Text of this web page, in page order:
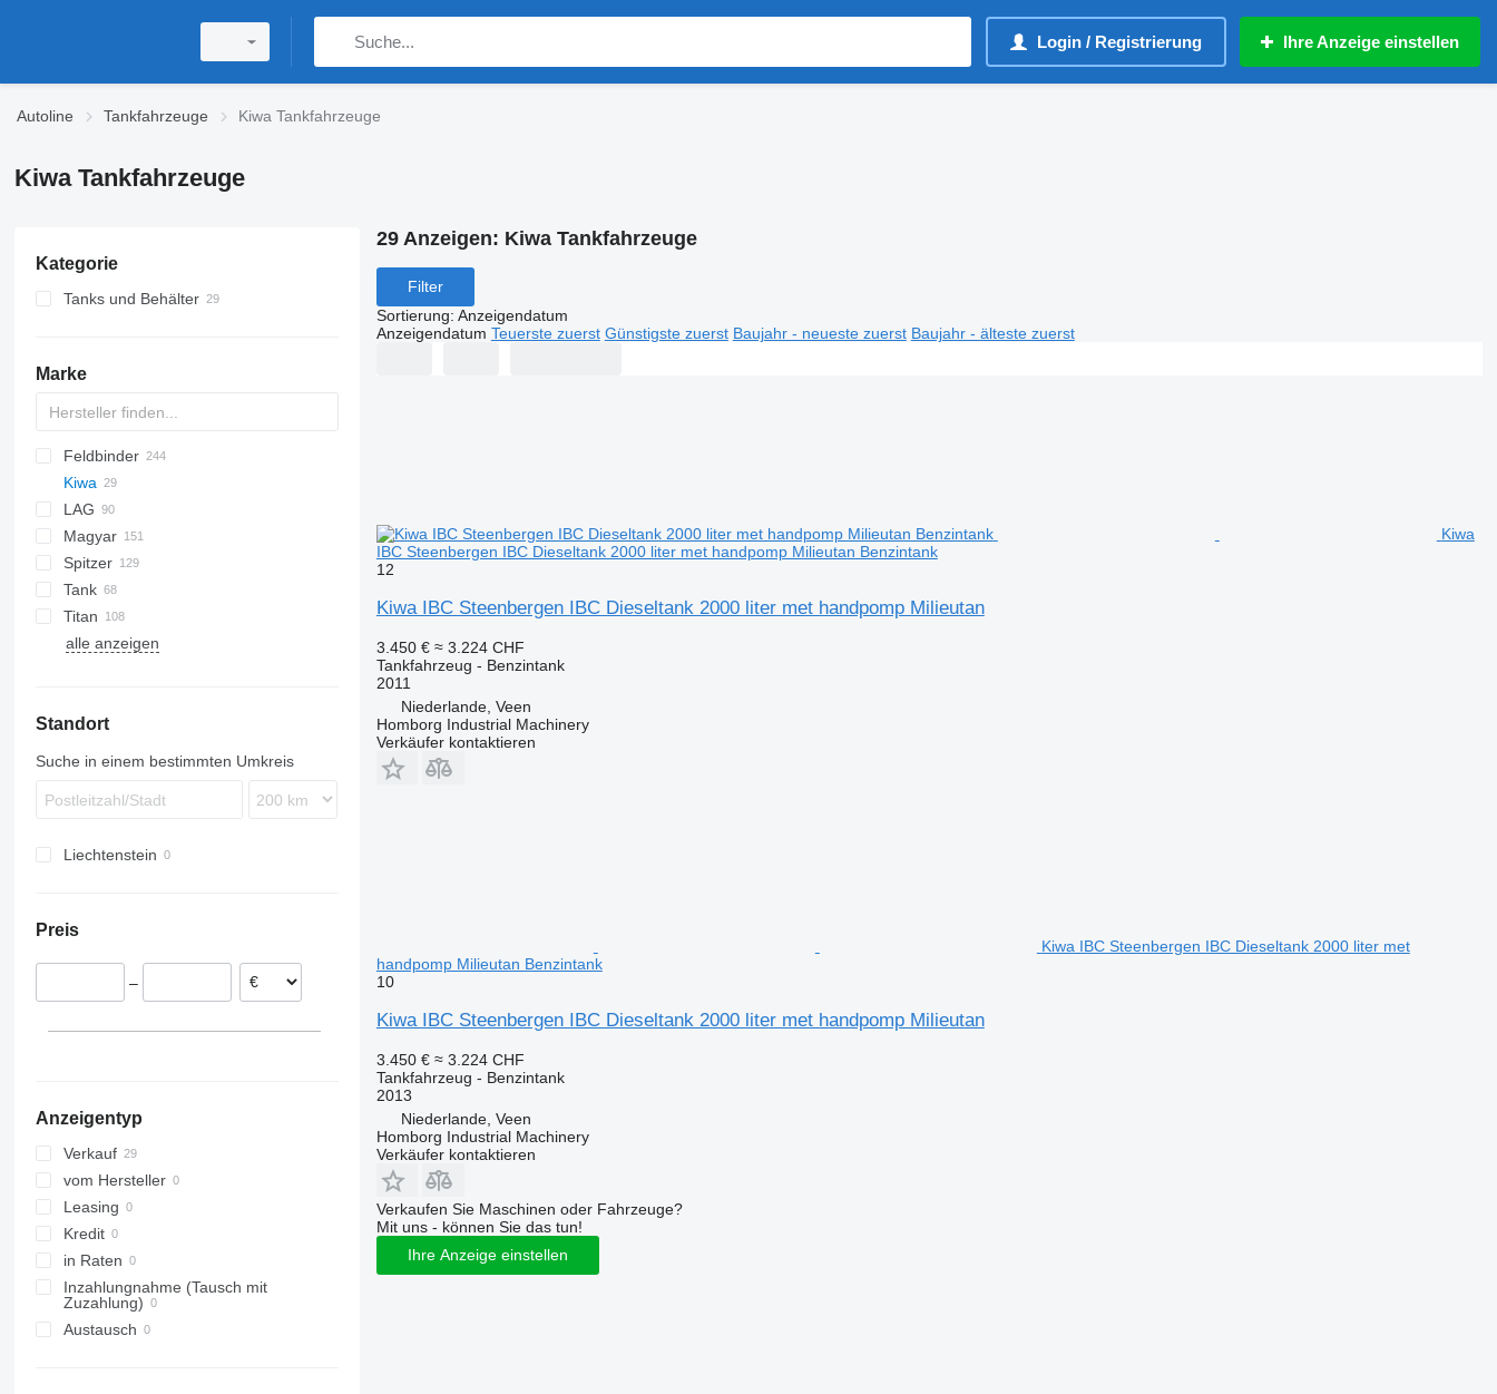
Login / Registrierung Ihre Anzeige einstellen
Autoline Tankfahrzeuge Kiwa Tankfahrzeuge
Kiwa Tankfahrzeuge
Kategorie
Tanks und Behälter
Marke
54500
SVM
NCG
NG
CB
T-series
SAPL
KIS
STF
ADR
BPDO
BPO
CK
SOA
K series
LPG
45
AMMONIA
LPG
Carrytank
TF
Feldbinder
EUT
KIP
TSA
ASW
TX
Stralis
Modulo
Kiwa
TSA
SSK
SSL
STB
STS
LAG
0-3
GSA
O-3
TGS
Magyar
S-series
SR
SA
SL
L-series
CM
MACOLA
SCT
TS
Spitzer
SF
SK
LPG
OPL 38
Tank
Titan
SP
ADR
97
NS
LPG
alle anzeigen
Standort
Suche in einem bestimmten Umkreis
Liechtenstein
Preis
–
Anzeigentyp
Verkauf
vom Hersteller
Leasing
Kredit
in Raten
Inzahlungnahme (Tausch mit
Zuzahlung)
Austausch
29 Anzeigen: Kiwa Tankfahrzeuge
Filter
Sortierung: Anzeigendatum
Anzeigendatum Teuerste zuerst Günstigste zuerst Baujahr - neueste zuerst Baujahr - älteste zuerst
Kiwa
IBC Steenbergen IBC Dieseltank 2000 liter met handpomp Milieutan Benzintank
12
Kiwa IBC Steenbergen IBC Dieseltank 2000 liter met handpomp Milieutan
3.450 € ≈ 3.224 CHF
Tankfahrzeug - Benzintank
2011
Niederlande, Veen
Homborg Industrial Machinery
Verkäufer kontaktieren
Kiwa IBC Steenbergen IBC Dieseltank 2000 liter met
handpomp Milieutan Benzintank
10
Kiwa IBC Steenbergen IBC Dieseltank 2000 liter met handpomp Milieutan
3.450 € ≈ 3.224 CHF
Tankfahrzeug - Benzintank
2013
Niederlande, Veen
Homborg Industrial Machinery
Verkäufer kontaktieren
Verkaufen Sie Maschinen oder Fahrzeuge?
Mit uns - können Sie das tun!
Ihre Anzeige einstellen